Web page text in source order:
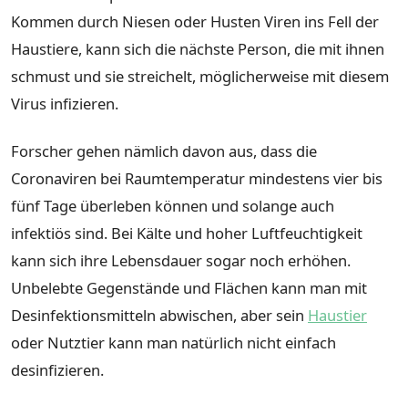
Kommen durch Niesen oder Husten Viren ins Fell der
Haustiere, kann sich die nächste Person, die mit ihnen
schmust und sie streichelt, möglicherweise mit diesem
Virus infizieren.
Forscher gehen nämlich davon aus, dass die
Coronaviren bei Raumtemperatur mindestens vier bis
fünf Tage überleben können und solange auch
infektiös sind. Bei Kälte und hoher Luftfeuchtigkeit
kann sich ihre Lebensdauer sogar noch erhöhen.
Unbelebte Gegenstände und Flächen kann man mit
Desinfektionsmitteln abwischen, aber sein Haustier
oder Nutztier kann man natürlich nicht einfach
desinfizieren.